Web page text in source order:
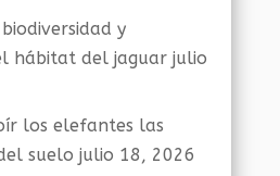
y
hábitat del jaguar julio
los elefantes las
suelo julio 18, 2026